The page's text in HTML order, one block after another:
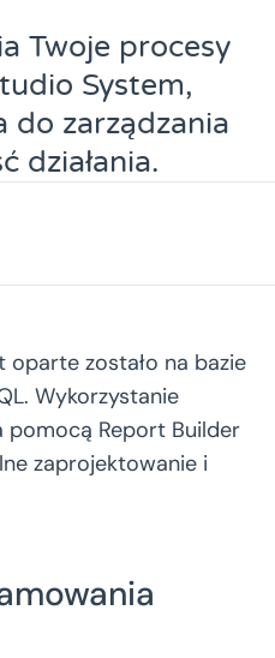
Twoje procesy
System,
do zarządzania
działania.
zostało na bazie
Wykorzystanie
Report Builder
zaprojektowanie i